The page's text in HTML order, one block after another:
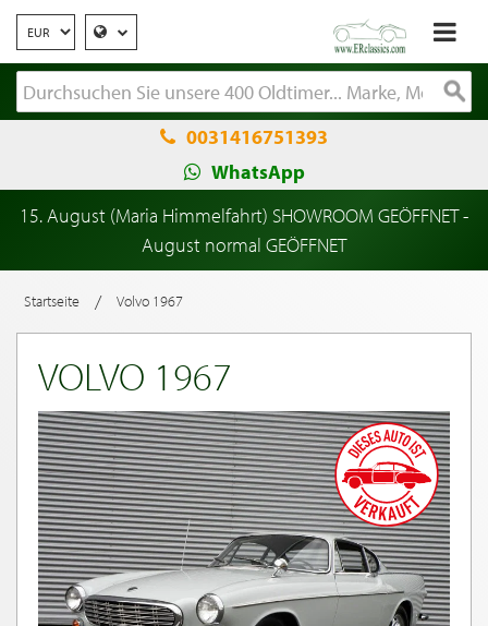
0031416751393
WhatsApp
15. August (Maria Himmelfahrt) SHOWROOM GEÖFFNET -
August normal GEÖFFNET
Startseite / Volvo 1967
VOLVO 1967